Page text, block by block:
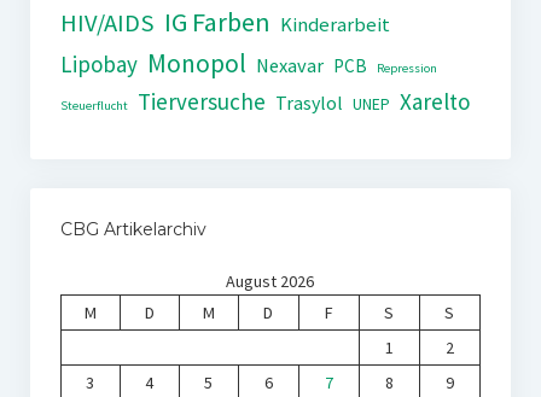
HIV/AIDS IG Farben Kinderarbeit
Lipobay Monopol Nexavar PCB Repression
Steuerflucht Tierversuche Trasylol UNEP Xarelto
CBG Artikelarchiv
August 2026
M
D M D F S
S
1
2
3
4 5 6 7 8
9